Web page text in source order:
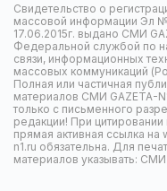
Свидетельство о
массовой информации Эл
17.06.2015г. выдано СМИ
Федеральной службой по
связи, информационных
массовых коммуникаций
Полная или частичная
материалов СМИ GAZETA-
только с письменного
редакции! При
прямая активная ссылка на
n1.ru обязательна. Для
материалов указывать: СМИ